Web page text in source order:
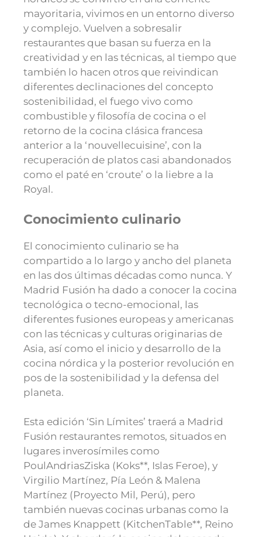
mayoritaria, vivimos en un entorno diverso
y complejo. Vuelven a sobresalir
restaurantes que basan su fuerza en la
creatividad y en las técnicas, al tiempo que
también lo hacen otros que reivindican
diferentes declinaciones del concepto
sostenibilidad, el fuego vivo como
combustible y filosofía de cocina o el
retorno de la cocina clásica francesa
anterior a la ‘nouvellecuisine’, con la
recuperación de platos casi abandonados
como el paté en ‘croute’ o la liebre a la
Royal.
Conocimiento culinario
El conocimiento culinario se ha
compartido a lo largo y ancho del planeta
en las dos últimas décadas como nunca. Y
Madrid Fusión ha dado a conocer la cocina
tecnológica o tecno-emocional, las
diferentes fusiones europeas y americanas
con las técnicas y culturas originarias de
Asia, así como el inicio y desarrollo de la
cocina nórdica y la posterior revolución en
pos de la sostenibilidad y la defensa del
planeta.
Esta edición ‘Sin Límites’ traerá a Madrid
Fusión restaurantes remotos, situados en
lugares inverosímiles como
PoulAndriasZiska (Koks**, Islas Feroe), y
Virgilio Martínez, Pía León & Malena
Martínez (Proyecto Mil, Perú), pero
también nuevas cocinas urbanas como la
de James Knappett (KitchenTable**, Reino